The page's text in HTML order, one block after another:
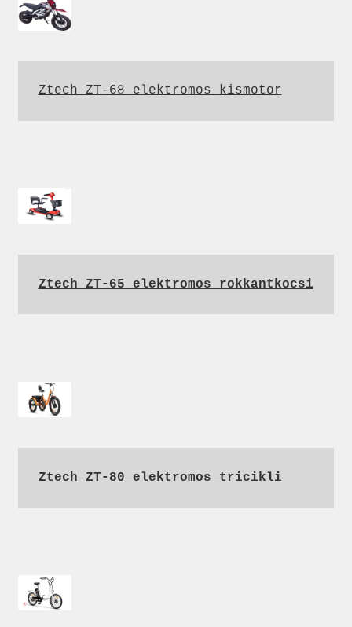
Ztech ZT-68 elektromos kismotor
Ztech ZT-65 elektromos rokkantkocsi
Ztech ZT-80 elektromos tricikli